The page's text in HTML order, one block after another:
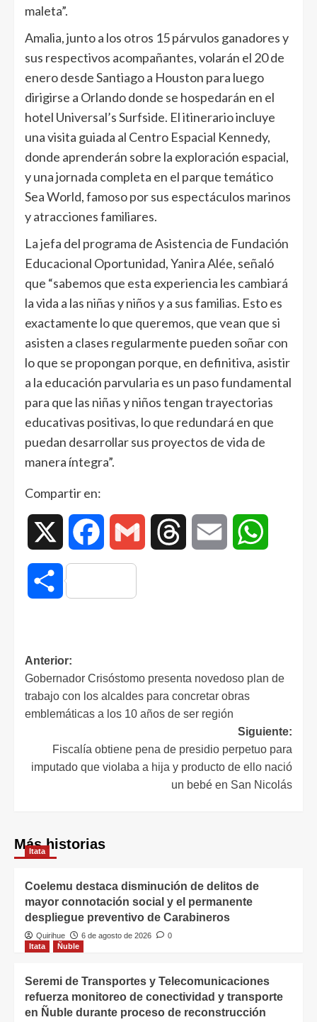
maleta”.
Amalia, junto a los otros 15 párvulos ganadores y
sus respectivos acompañantes, volarán el 20 de
enero desde Santiago a Houston para luego
dirigirse a Orlando donde se hospedarán en el
hotel Universal’s Surfside. El itinerario incluye
una visita guiada al Centro Espacial Kennedy,
donde aprenderán sobre la exploración espacial,
y una jornada completa en el parque temático
Sea World, famoso por sus espectáculos marinos
y atracciones familiares.
La jefa del programa de Asistencia de Fundación
Educacional Oportunidad, Yanira Alée, señaló
que “sabemos que esta experiencia les cambiará
la vida a las niñas y niños y a sus familias. Esto es
exactamente lo que queremos, que vean que si
asisten a clases regularmente pueden soñar con
lo que se propongan porque, en definitiva, asistir
a la educación parvularia es un paso fundamental
para que las niñas y niños tengan trayectorias
educativas positivas, lo que redundará en que
puedan desarrollar sus proyectos de vida de
manera íntegra”.
Compartir en:
Facebook Gmail Threads Email
Compartir
Anterior:
Gobernador Crisóstomo presenta novedoso plan de
trabajo con los alcaldes para concretar obras
emblemáticas a los 10 años de ser región
Siguiente:
Fiscalía obtiene pena de presidio perpetuo para
imputado que violaba a hija y producto de ello nació
un bebé en San Nicolás
Más historias
Itata
Coelemu destaca disminución de delitos de
mayor connotación social y el permanente
despliegue preventivo de Carabineros
Quirihue 6 de agosto de 2026
0
Itata
Ñuble
Seremi de Transportes y Telecomunicaciones
refuerza monitoreo de conectividad y transporte
en Ñuble durante proceso de reconstrucción